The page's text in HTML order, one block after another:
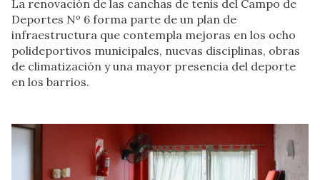
La renovación de las canchas de tenis del Campo de
Deportes Nº 6 forma parte de un plan de
infraestructura que contempla mejoras en los ocho
polideportivos municipales, nuevas disciplinas, obras
de climatización y una mayor presencia del deporte
en los barrios.